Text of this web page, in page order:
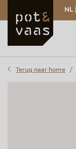
NL |
Terug naar home